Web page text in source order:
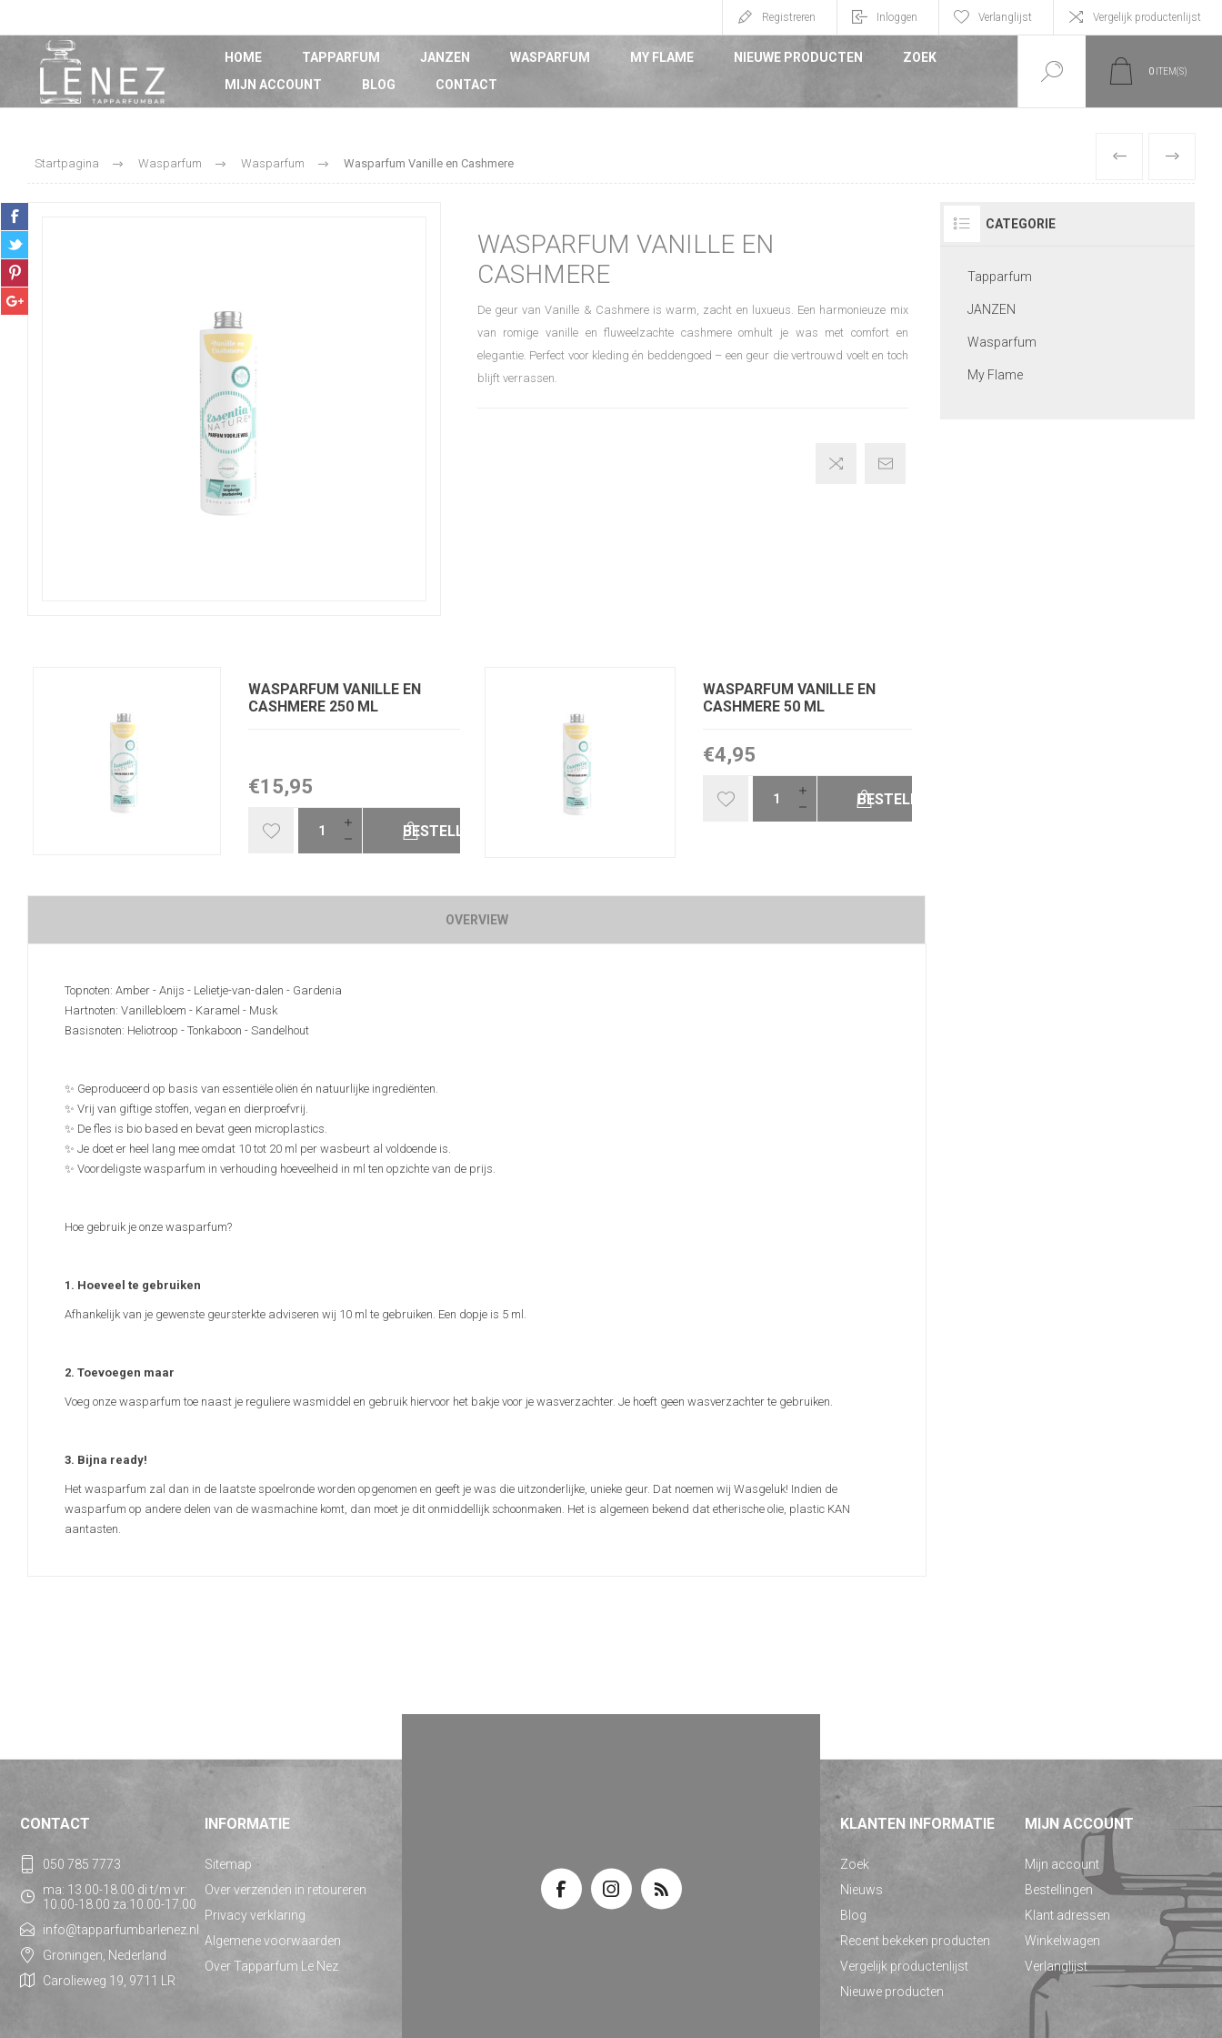
Registreren Inloggen Verlanglijst Vergelijk productenlijst
HOME TAPPARFUM JANZEN WASPARFUM MY FLAME NIEUWE PRODUCTEN
ZOEK
MIJN ACCOUNT
BLOG CONTACT
0 ITEM(S)
Startpagina Wasparfum Wasparfum Wasparfum Vanille en Cashmere VORIGE
WASPARFUM VANILLE EN
CASHMERE
De geur van Vanille & Cashmere is warm, zacht en luxueus. Een harmonieuze mix
van romige vanille en fluweelzachte cashmere omhult je was met comfort en
elegantie. Perfect voor kleding én beddengoed – een geur die vertrouwd voelt en toch
blijft verrassen.
WASPARFUM VANILLE EN
CASHMERE 250 ML
€15,95
BESTELLEN
WASPARFUM VANILLE EN
CASHMERE 50 ML
€4,95
BESTELLEN
OVERVIEW
Topnoten: Amber - Anijs - Lelietje-van-dalen - Gardenia
Hartnoten: Vanillebloem - Karamel - Musk
Basisnoten: Heliotroop - Tonkaboon - Sandelhout
✨ Geproduceerd op basis van essentiële oliën én natuurlijke ingrediënten.
✨ Vrij van giftige stoffen, vegan en dierproefvrij.
✨ De fles is bio based en bevat geen microplastics.
✨ Je doet er heel lang mee omdat 10 tot 20 ml per wasbeurt al voldoende is.
✨ Voordeligste wasparfum in verhouding hoeveelheid in ml ten opzichte van de prijs.
Hoe gebruik je onze wasparfum?
1. Hoeveel te gebruiken
Afhankelijk van je gewenste geursterkte adviseren wij 10 ml te gebruiken. Een dopje is 5 ml.
2. Toevoegen maar
Voeg onze wasparfum toe naast je reguliere wasmiddel en gebruik hiervoor het bakje voor je wasverzachter. Je hoeft geen wasverzachter te gebruiken.
3. Bijna ready!
Het wasparfum zal dan in de laatste spoelronde worden opgenomen en geeft je was die uitzonderlijke, unieke geur. Dat noemen wij Wasgeluk! Indien de
wasparfum op andere delen van de wasmachine komt, dan moet je dit onmiddellijk schoonmaken. Het is algemeen bekend dat etherische olie, plastic KAN
aantasten.
CATEGORIE
Tapparfum
JANZEN
Wasparfum
My Flame
CONTACT
050 785 7773
ma: 13.00-18.00 di t/m vr:
10.00-18.00 za:10.00-17.00
info@tapparfumbarlenez.nl
Groningen, Nederland
Carolieweg 19, 9711 LR
INFORMATIE
Sitemap
Over verzenden in retoureren
Privacy verklaring
Algemene voorwaarden
Over Tapparfum Le Nez
KLANTEN INFORMATIE
Zoek
Nieuws
Blog
Recent bekeken producten
Vergelijk productenlijst
Nieuwe producten
MIJN ACCOUNT
Mijn account
Bestellingen
Klant adressen
Winkelwagen
Verlanglijst